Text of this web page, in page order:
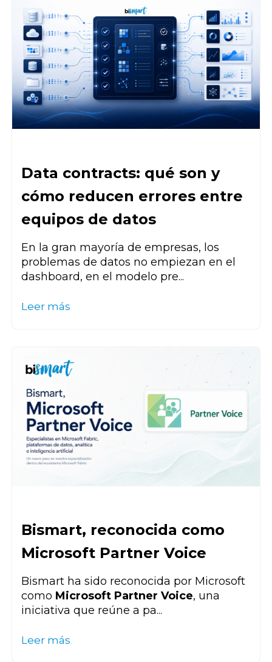
Data contracts: qué son y
cómo reducen errores entre
equipos de datos
En la gran mayoría de empresas, los
problemas de datos no empiezan en el
dashboard, en el modelo pre...
Leer más
Bismart, reconocida como
Microsoft Partner Voice
Bismart ha sido reconocida por Microsoft
como Microsoft Partner Voice, una
iniciativa que reúne a pa...
Leer más